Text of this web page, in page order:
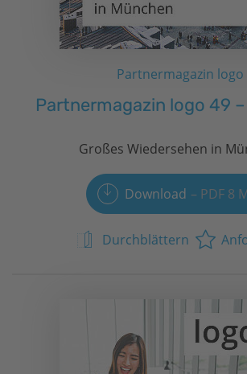
Partnermagazin logo
Partnermagazin logo 49
Großes Wiedersehen in
Download PDF 8
Durchblättern